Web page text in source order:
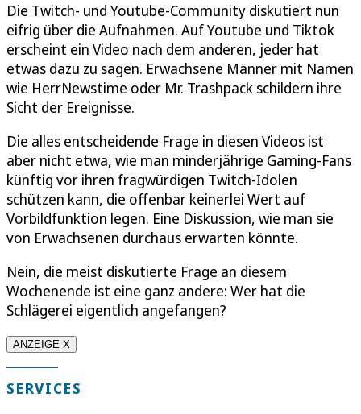
Die Twitch- und Youtube-Community diskutiert nun
eifrig über die Aufnahmen. Auf Youtube und Tiktok
erscheint ein Video nach dem anderen, jeder hat
etwas dazu zu sagen. Erwachsene Männer mit Namen
wie HerrNewstime oder Mr. Trashpack schildern ihre
Sicht der Ereignisse.
Die alles entscheidende Frage in diesen Videos ist
aber nicht etwa, wie man minderjährige Gaming-Fans
künftig vor ihren fragwürdigen Twitch-Idolen
schützen kann, die offenbar keinerlei Wert auf
Vorbildfunktion legen. Eine Diskussion, wie man sie
von Erwachsenen durchaus erwarten könnte.
Nein, die meist diskutierte Frage an diesem
Wochenende ist eine ganz andere: Wer hat die
Schlägerei eigentlich angefangen?
ANZEIGE X
SERVICES